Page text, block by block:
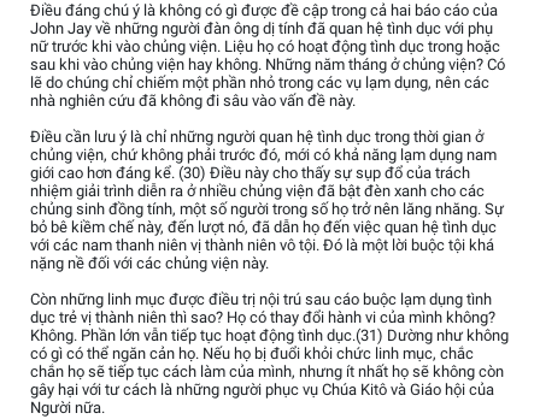
Điều đáng chú ý là không có gì được đề cập trong cả hai báo cáo của
John Jay về những người đàn ông dị tính đã quan hệ tình dục với phụ
nữ trước khi vào chủng viện. Liệu họ có hoạt động tình dục trong hoặc
sau khi vào chủng viện hay không. Những năm tháng ở chủng viện? Có
lẽ do chúng chỉ chiếm một phần nhỏ trong các vụ lạm dụng, nên các
nhà nghiên cứu đã không đi sâu vào vấn đề này.
Điều cần lưu ý là chỉ những người quan hệ tình dục trong thời gian ở
chủng viện, chứ không phải trước đó, mới có khả năng lạm dụng nam
giới cao hơn đáng kể. (30) Điều này cho thấy sự sụp đổ của trách
nhiệm giải trình diễn ra ở nhiều chủng viện đã bật đèn xanh cho các
chủng sinh đồng tính, một số người trong số họ trở nên lăng nhăng. Sự
bỏ bê kiềm chế này, đến lượt nó, đã dẫn họ đến việc quan hệ tình dục
với các nam thanh niên vị thành niên vô tội. Đó là một lời buộc tội khá
nặng nề đối với các chủng viện này.
Còn những linh mục được điều trị nội trú sau cáo buộc lạm dụng tình
dục trẻ vị thành niên thì sao? Họ có thay đổi hành vi của mình không?
Không. Phần lớn vẫn tiếp tục hoạt động tình dục.(31) Dường như không
có gì có thể ngăn cản họ. Nếu họ bị đuổi khỏi chức linh mục, chắc
chắn họ sẽ tiếp tục cách làm của mình, nhưng ít nhất họ sẽ không còn
gây hại với tư cách là những người phục vụ Chúa Kitô và Giáo hội của
Người nữa.